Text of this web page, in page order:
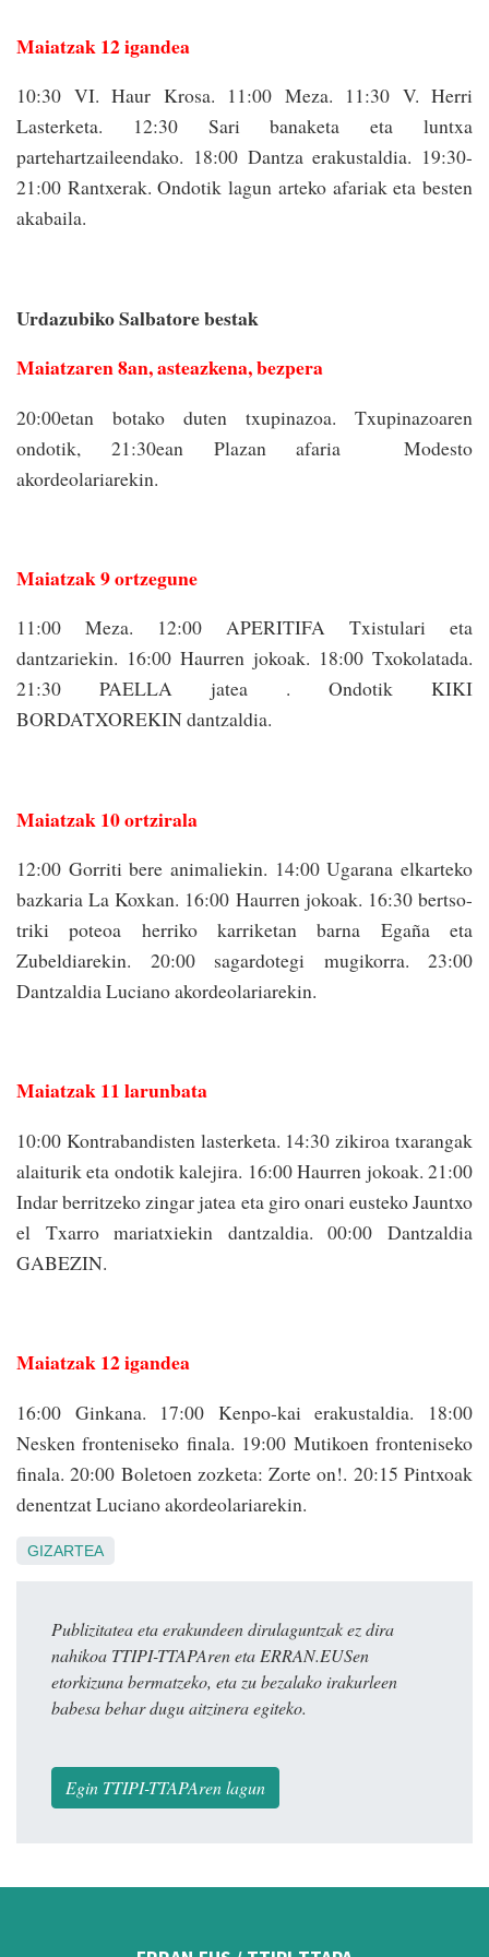
Maiatzak 12 igandea
10:30 VI. Haur Krosa. 11:00 Meza. 11:30 V. Herri
Lasterketa. 12:30 Sari banaketa eta luntxa
partehartzaileendako. 18:00 Dantza erakustaldia. 19:30-
21:00 Rantxerak. Ondotik lagun arteko afariak eta besten
akabaila.
Urdazubiko Salbatore bestak
Maiatzaren 8an, asteazkena, bezpera
20:00etan botako duten txupinazoa. Txupinazoaren
ondotik, 21:30ean Plazan afaria Modesto
akordeolariarekin.
Maiatzak 9 ortzegune
11:00 Meza. 12:00 APERITIFA Txistulari eta
dantzariekin. 16:00 Haurren jokoak. 18:00 Txo­kolatada.
21:30 PAELLA jatea . Ondotik KIKI
BORDATXOREKIN dantzaldia.
Maiatzak 10 ortzirala
12:00 Gorriti bere animaliekin. 14:00 Ugarana elkarteko
bazkaria La Koxkan. 16:00 Haurren jokoak. 16:30 bertso-
triki poteoa herriko karriketan barna Egaña eta
Zubeldiarekin. 20:00 sagardotegi mugikorra. 23:00
Dantzaldia Luciano akordeolariarekin.
Maiatzak 11 larunbata
10:00 Kontrabandisten lasterketa. 14:30 zikiroa txarangak
alaiturik eta ondotik kalejira. 16:00 Haurren jokoak. 21:00
Indar berritzeko zingar jatea eta giro onari eusteko Jauntxo
el Txarro mariatxiekin dantzaldia. 00:00 Dantzaldia
GABEZIN.
Maiatzak 12 igandea
16:00 Ginkana. 17:00 Kenpo-kai erakustaldia. 18:00
Nesken fronteniseko finala. 19:00 Mutikoen fronteniseko
finala. 20:00 Boletoen zozketa: Zorte on!. 20:15 Pintxoak
denentzat Luciano akordeolariarekin.
GIZARTEA
Publizitatea eta erakundeen dirulaguntzak ez dira
nahikoa TTIPI-TTAPAren eta ERRAN.EUSen
etorkizuna bermatzeko, eta zu bezalako irakurleen
babesa behar dugu aitzinera egiteko.
Egin TTIPI-TTAPAren lagun